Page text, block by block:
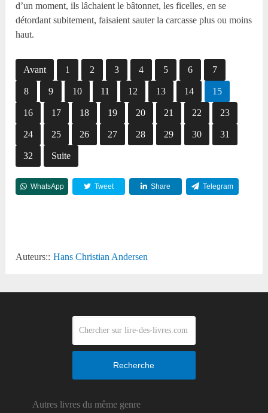
d’un moment, ils lâchaient le bâtonnet, les ficelles, en se
détordant subitement, faisaient sauter la carcasse plus ou moins
haut.
Avant 1 2 3 4 5 6 7
8 9 10 11 12 13 14 15
16 17 18 19 20 21 22 23
24 25 26 27 28 29 30 31
32 Suite
WhatsApp Tweet Share Telegram
Auteurs:: Hans Christian Andersen
Recherche
Autres livres du même genre